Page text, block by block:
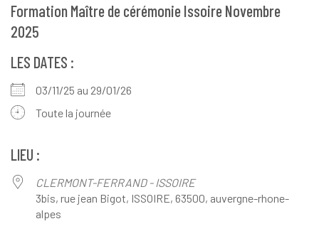
Formation Maître de cérémonie Issoire Novembre
2025
LES DATES :
03/11/25 au 29/01/26
Toute la journée
LIEU :
CLERMONT-FERRAND - ISSOIRE
3bis, rue jean Bigot, ISSOIRE, 63500, auvergne-rhone-
alpes